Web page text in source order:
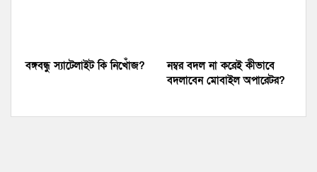
বঙ্গবন্ধু স্যাটেলাইট কি নিখোঁজ?
নম্বর বদল না করেই কীভাবে
বদলাবেন মোবাইল অপারেটর?